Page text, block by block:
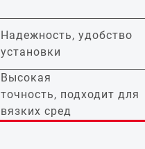
Надежность, удобство
установки
Высокая
точность, подходит для
вязких сред